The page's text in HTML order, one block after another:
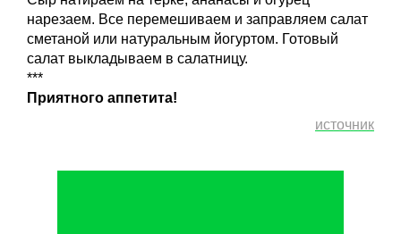
нарезаем. Все перемешиваем и заправляем салат
сметаной или натуральным йогуртом. Готовый
салат выкладываем в салатницу.
***
Приятного аппетита!
источник